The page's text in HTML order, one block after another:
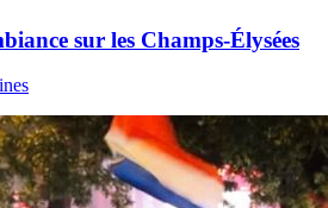
sur les Champs-Élysées